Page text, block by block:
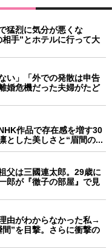
猛烈に気分が悪くな
手”とホテルに行って大
い」「外での発散は申告
婚危機だった夫婦がたど
作品で存在感を増す30
とした美しさと“眉間の...
父は三國連太郎。29歳に
郎が『徹子の部屋』で見
由がわからなかった私→
”を目撃。さらに衝撃の